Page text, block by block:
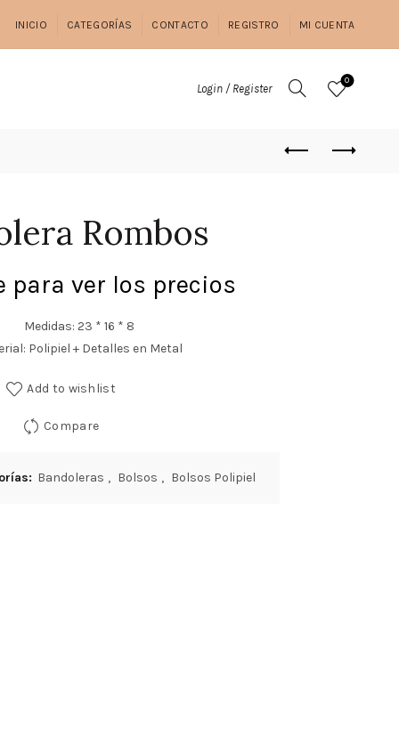
INICIO CATEGORÍAS CONTACTO REGISTRO MI CUENTA
Login / Register
0
Rombos
para ver los precios
Medidas: 23 * 16 * 8
Polipiel + Detalles en Metal
Add to wishlist
Compare
Bandoleras , Bolsos , Bolsos Polipiel